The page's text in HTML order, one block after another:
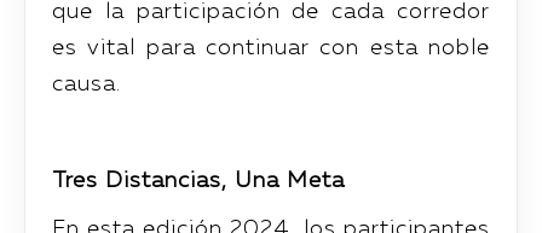
que la participación de cada corredor
es vital para continuar con esta noble
causa.
Tres Distancias, Una Meta